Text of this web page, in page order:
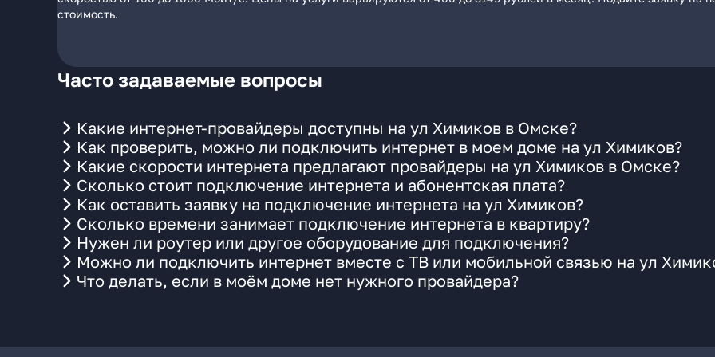
стоимость.
Часто задаваемые вопросы
Какие интернет-провайдеры доступны на ул Химиков в Омске?
Как проверить, можно ли подключить интернет в моем доме на ул Химиков?
Какие скорости интернета предлагают провайдеры на ул Химиков в Омске?
Сколько стоит подключение интернета и абонентская плата?
Как оставить заявку на подключение интернета на ул Химиков?
Сколько времени занимает подключение интернета в квартиру?
Нужен ли роутер или другое оборудование для подключения?
Можно ли подключить интернет вместе с ТВ или мобильной связью на ул
Что делать, если в моём доме нет нужного провайдера?